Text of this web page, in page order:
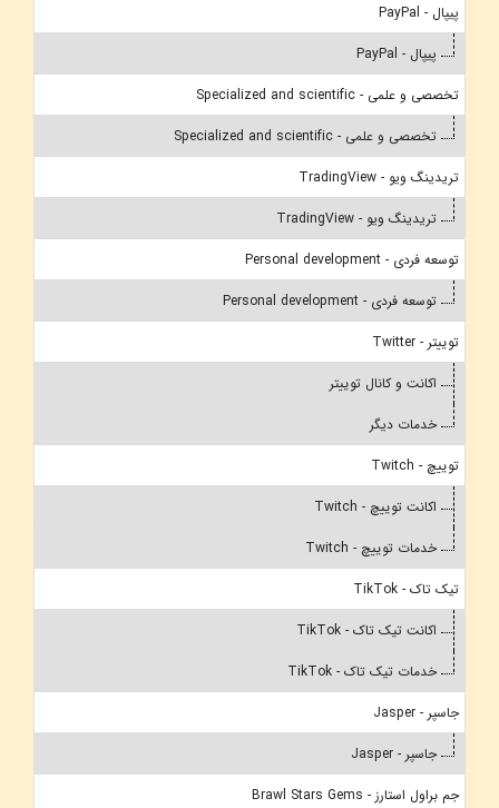
پیپال - PayPal
پیپال - PayPal
تخصصی و علمی - Specialized and scientific
تخصصی و علمی - Specialized and scientific
تریدینگ ویو - TradingView
تریدینگ ویو - TradingView
توسعه فردی - Personal development
توسعه فردی - Personal development
توییتر - Twitter
اکانت و کانال توییتر
خدمات دیگر
توییچ - Twitch
اکانت توییچ - Twitch
خدمات توییچ - Twitch
تیک تاک - TikTok
اکانت تیک تاک - TikTok
خدمات تیک تاک - TikTok
جاسپر - Jasper
جاسپر - Jasper
جم براول استارز - Brawl Stars Gems